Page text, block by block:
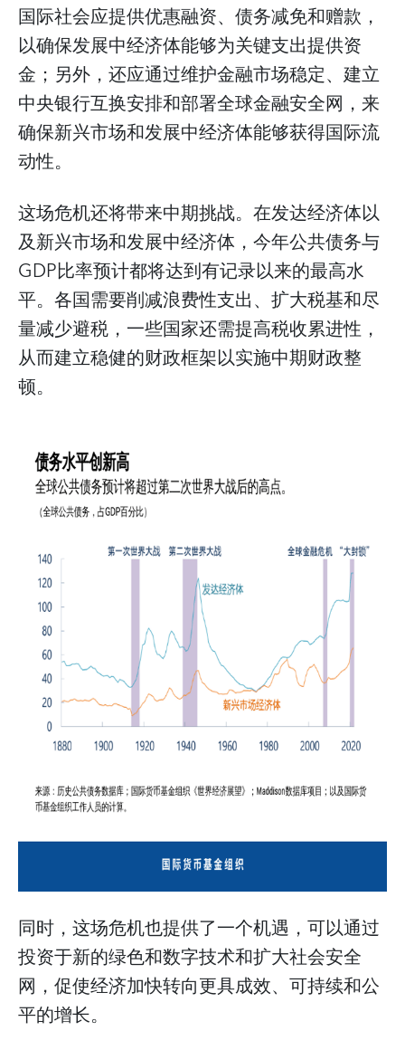
国际社会应提供优惠融资、债务减免和赠款，
以确保发展中经济体能够为关键支出提供资
金；另外，还应通过维护金融市场稳定、建立
中央银行互换安排和部署全球金融安全网，来
确保新兴市场和发展中经济体能够获得国际流
动性。
这场危机还将带来中期挑战。在发达经济体以
及新兴市场和发展中经济体，今年公共债务与
GDP比率预计都将达到有记录以来的最高水
平。各国需要削减浪费性支出、扩大税基和尽
量减少避税，一些国家还需提高税收累进性，
从而建立稳健的财政框架以实施中期财政整
顿。
同时，这场危机也提供了一个机遇，可以通过
投资于新的绿色和数字技术和扩大社会安全
网，促使经济加快转向更具成效、可持续和公
平的增长。